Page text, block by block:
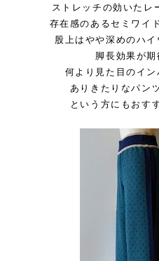
ストレッチの効いたレ
存在感のあるセミワイ
股上はやや深めのハ
脚長効果が期
何より見た目のイン
ありきたりなパン
という方にもおす